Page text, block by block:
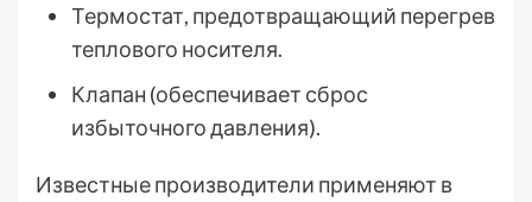
Термостат, предотвращающий перегрев
теплового носителя.
Клапан (обеспечивает сброс
избыточного давления).
Известные производители применяют в